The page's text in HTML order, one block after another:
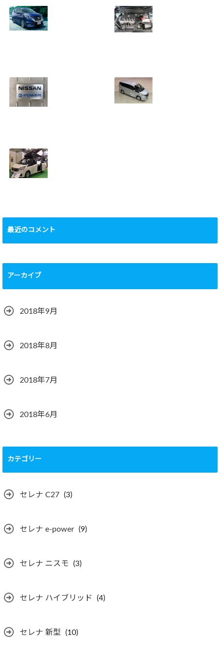
レード登場！安全
装備を充実した内
容は？
どのくらい？【リ
コール情報有】
2018.09.15
抜けて高評な理由
とは？
2018.08.31
中泊はできる？快
適に過ごすには？
2018.08.27
最近のコメント
アーカイブ
2018年9月
2018年8月
2018年7月
2018年6月
カテゴリー
セレナ C27 (3)
セレナ e-power (9)
セレナ ニスモ (3)
セレナ ハイブリッド (4)
セレナ 新型 (10)